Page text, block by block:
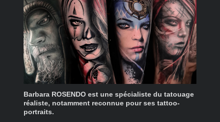
Barbara ROSENDO est une spécialiste du tatouage
réaliste, notamment reconnue pour ses tattoo-
portraits.